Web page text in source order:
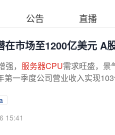
公告 直播
在市场至1200亿美元 A
， 服务器CPU需求旺盛，景
第一季度公司营业收入实现
15:41